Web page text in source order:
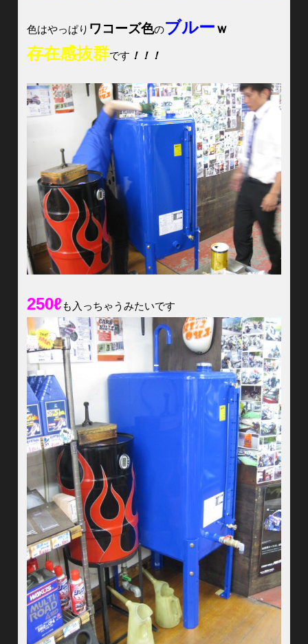
色はやっぱり ワコーズ色のブルーｗ
存在感抜群です ！！！
250ℓも入っちゃうみたいです